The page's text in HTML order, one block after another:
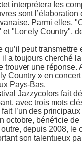
interprétera les
sont
Parmi elles,
"Lonely Country",
peut
a toujours cherché
une réponse.
Country » en
Pays-Bas.
Jazzycolors fait
avec trois mots
l’un des
octobre, bénéficie
depuis 2008,
son talentueux